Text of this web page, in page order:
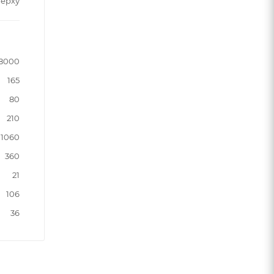
165
80
210
1060
360
21
106
36